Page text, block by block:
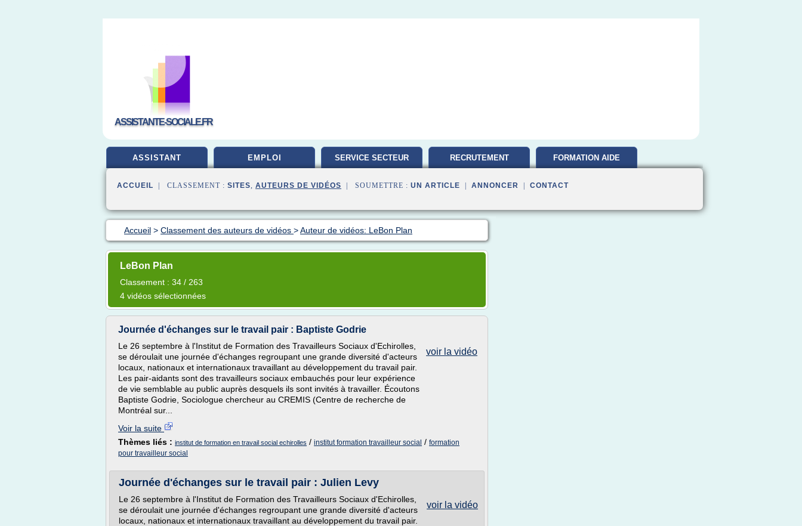
ASSISTANTE-SOCIALE.FR
ASSISTANT EMPLOI SERVICE SECTEUR RECRUTEMENT FORMATION AIDE
ACCUEIL | CLASSEMENT : SITES, AUTEURS DE VIDÉOS | SOUMETTRE : UN ARTICLE ANNONCER CONTACT
Accueil > Classement des auteurs de vidéos >Auteur de vidéos: LeBon Plan
LeBon Plan
Classement : 34 / 263
4 vidéos sélectionnées
Journée d'échanges sur le travail pair : Baptiste Godrie
voir la vidéo
Le 26 septembre à l'Institut de Formation des Travailleurs Sociaux d'Echirolles,
se déroulait une journée d'échanges regroupant une grande diversité d'acteurs
locaux, nationaux et internationaux travaillant au développement du travail pair.
Les pair-aidants sont des travailleurs sociaux embauchés pour leur expérience
de vie semblable au public auprès desquels ils sont invités à travailler. Écoutons
Baptiste Godrie, Sociologue chercheur au CREMIS (Centre de recherche de
Montréal sur...
Voir la suite
Thèmes liés : institut de formation en travail social echirolles / institut formation travailleur social / formation
pour travailleur social
Journée d'échanges sur le travail pair : Julien Levy
voir la vidéo
Le 26 septembre à l'Institut de Formation des Travailleurs Sociaux d'Echirolles,
se déroulait une journée d'échanges regroupant une grande diversité d'acteurs
locaux, nationaux et internationaux travaillant au développement du travail pair.